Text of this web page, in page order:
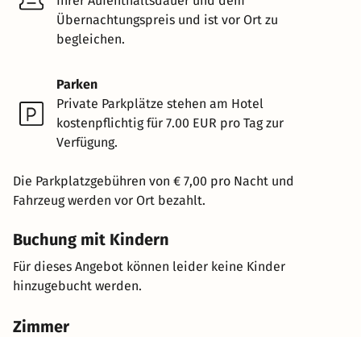
Übernachtungspreis und ist vor Ort zu
begleichen.
Parken
Private Parkplätze stehen am Hotel
kostenpflichtig für 7.00 EUR pro Tag zur
Verfügung.
Die Parkplatzgebühren von € 7,00 pro Nacht und
Fahrzeug werden vor Ort bezahlt.
Buchung mit Kindern
Für dieses Angebot können leider keine Kinder
hinzugebucht werden.
Zimmer